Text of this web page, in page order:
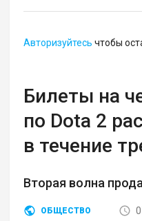
Авторизуйтесь чтобы
Билеты на
по Dota 2
в течение
Вторая волна
ОБЩЕСТВО